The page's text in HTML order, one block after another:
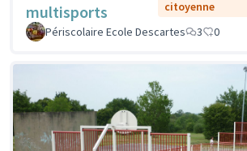
multisports
citoyenne
Périscolaire Ecole Descartes
3 0